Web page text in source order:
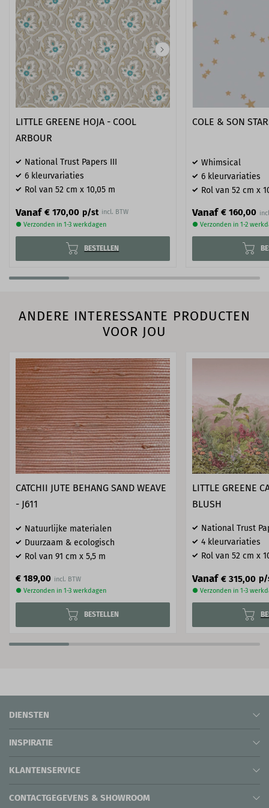
LITTLE GREENE HOJA - COOL
ARBOUR
National Trust Papers III
6 kleurvariaties
Rol van 52 cm x 10,05 m
Vanaf € 170,00 p/st incl. BTW
● Verzonden in 1-3 werkdagen
BESTELLEN
COLE & SON
Whimsical
6 kleurvariaties
Rol van 52 cm x
Vanaf € 160,00
● Verzonden in 1-2
ANDERE INTERESSANTE PRODUCTEN
VOOR JOU
CATCHII JUTE BEHANG SAND WEAVE
- J611
Natuurlijke materialen
Duurzaam & ecologisch
Rol van 91 cm x 5,5 m
€ 189,00
● Verzonden in 1-3 werkdagen
BESTELLEN
LITTLE GREENE
BLUSH
National Trust
4 kleurvariaties
Rol van 52 cm x
Vanaf € 315,00 p/
● Verzonden in 1-3
DIENSTEN
INSPIRATIE
KLANTENSERVICE
CONTACTGEGEVENS & SHOWROOM